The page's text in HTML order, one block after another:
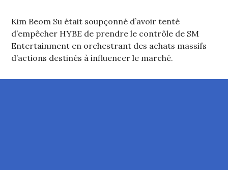
Kim Beom Su était soupçonné d’avoir tenté
d’empêcher HYBE de prendre le contrôle de SM
Entertainment en orchestrant des achats massifs
d’actions destinés à influencer le marché.